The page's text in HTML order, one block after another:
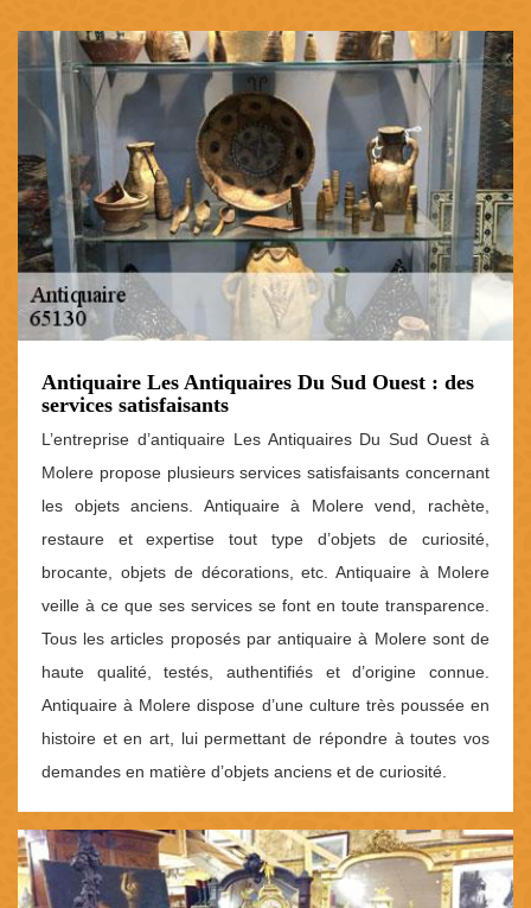
Antiquaire Les Antiquaires Du Sud Ouest : des
services satisfaisants
L’entreprise d’antiquaire Les Antiquaires Du Sud Ouest à
Molere propose plusieurs services satisfaisants concernant
les objets anciens. Antiquaire à Molere vend, rachète,
restaure et expertise tout type d’objets de curiosité,
brocante, objets de décorations, etc. Antiquaire à Molere
veille à ce que ses services se font en toute transparence.
Tous les articles proposés par antiquaire à Molere sont de
haute qualité, testés, authentifiés et d’origine connue.
Antiquaire à Molere dispose d’une culture très poussée en
histoire et en art, lui permettant de répondre à toutes vos
demandes en matière d’objets anciens et de curiosité.